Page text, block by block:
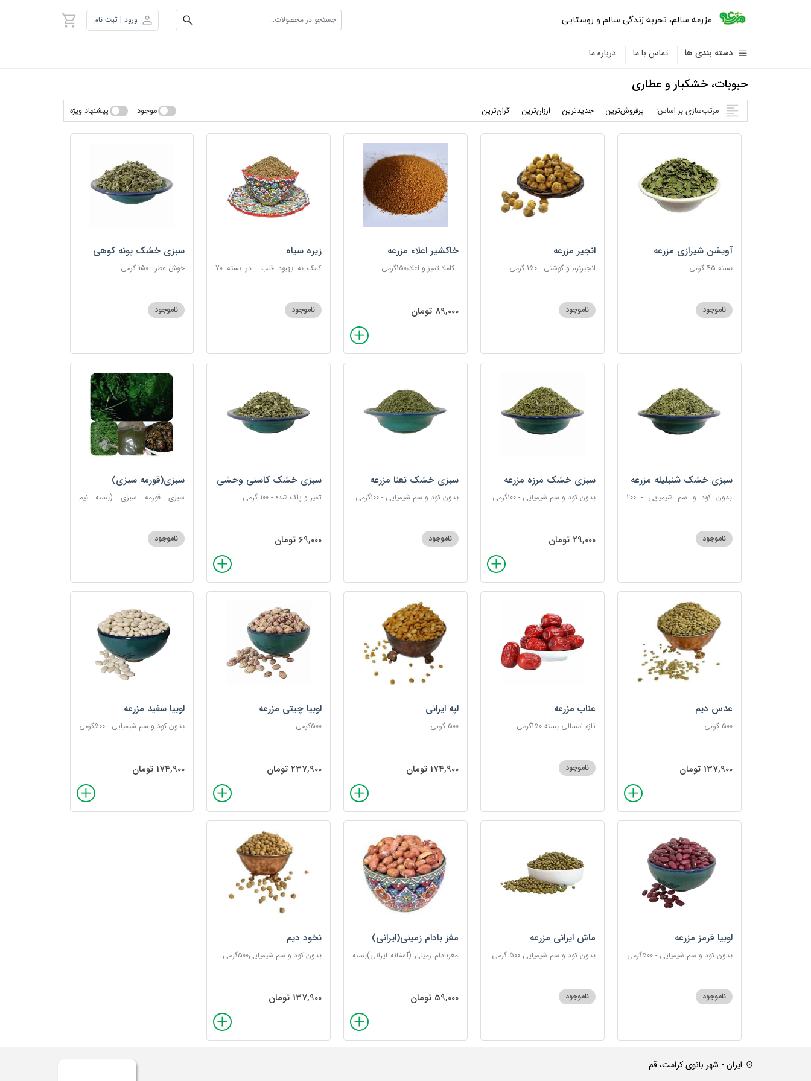
مزرعه سالم
، تجربه زندگی سالم و روستایی جستجو در محصولات... ورود | ثبت نام
دسته بندی ها تماس با ما درباره ما
حبوبات، خشکبار و عطاری
مرتب‌سازی بر اساس: پرفروش‌ترین جدید‌ترین ارزان‌ترین گران‌ترین موجود پیشنهاد ویژه
آویشن شیرازی مزرعه
بسته 45 گرمی
ناموجود
انجیر مزرعه
انجیرنرم و گوشتی - 150 گرمی
ناموجود
خاکشیر اعلاء مزرعه
- کاملا تمیز و اعلاء150گرمی
89,000 تومان
زیره سیاه
کمک به بهبود قلب - در بسته 70
ناموجود
سبزی خشک پونه کوهی
خوش عطر - 150 گرمی
ناموجود
سبزی خشک شنبلیله مزرعه
بدون کود و سم شیمیایی - 200
ناموجود
سبزی خشک مرزه مزرعه
بدون کود و سم شیمیایی - 100گرمی
29,000 تومان
سبزی خشک نعنا مزرعه
بدون کود و سم شیمیایی - 100گرمی
ناموجود
سبزی خشک کاسنی وحشی
تمیز و پاک شده - 100 گرمی
69,000 تومان
سبزی(قورمه سبزی)
سبزی قورمه سبزی (بسته نیم
ناموجود
عدس دیم
500 گرمی
137,900 تومان
عناب مزرعه
تازه امسالی بسته 150گرمی
ناموجود
لپه ایرانی
500 گرمی
174,900 تومان
لوبیا چیتی مزرعه
500گرمی
237,900 تومان
لوبیا سفید مزرعه
بدون کود و سم شیمیایی - 500گرمی
174,900 تومان
لوبیا قرمز مزرعه
بدون کود و سم شیمیایی - 500گرمی
ناموجود
ماش ایرانی مزرعه
بدون کود و سم شیمیایی 500 گرمی
ناموجود
مغز بادام زمینی(ایرانی)
مغزبادام زمینی (آستانه ایرانی)بسته
59,000 تومان
نخود دیم
بدون کود و سم شیمیایی500گرمی
137,900 تومان
ایران - شهر بانوی کرامت، قم